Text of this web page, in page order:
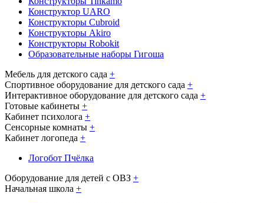
Конструктор UARO
Конструкторы Cubroid
Конструкторы Akiro
Конструкторы Robokit
Образовательные наборы Гигоша
Мебель для детского сада +
Спортивное оборудование для детского сада +
Интерактивное оборудование для детского сада +
Готовые кабинеты +
Кабинет психолога +
Сенсорные комнаты +
Кабинет логопеда +
Логобот Пчёлка
Оборудование для детей с ОВЗ +
Начальная школа +